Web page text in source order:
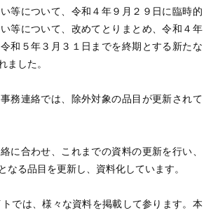
等について、令和４年９月２９日に臨時的
等について、改めてとりまとめ、令和４年
和５年３月３１日までを終期とする新たな
ました。
務連絡では、除外対象の品目が更新されて
に合わせ、これまでの資料の更新を行い、
なる品目を更新し、資料化しています。
では、様々な資料を掲載して参ります。本